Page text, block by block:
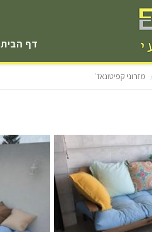
דף הבית
מזרוני קפיטונאז'